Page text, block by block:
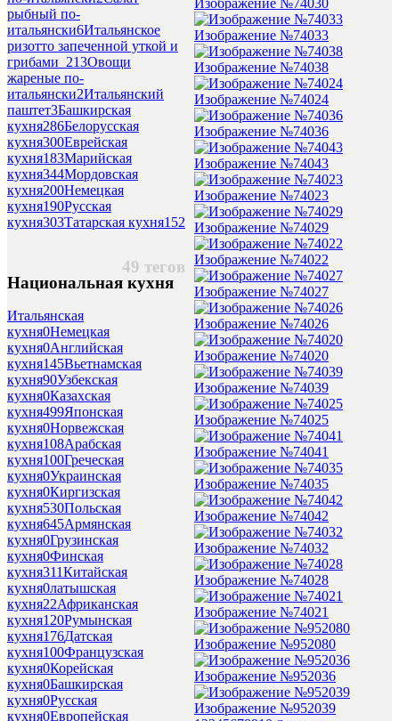
рыбный по-
итальянски6Итальянское
ризотто запеченной уткой и
грибами_213Овощи
жареные по-
итальянски2Итальянский
паштет3Башкирская
кухня286Белорусская
кухня300Еврейская
кухня183Марийская
кухня344Мордовская
кухня200Немецкая
кухня190Русская
кухня303Татарская кухня152
49 тегов
Национальная кухня
Итальянская
кухня0Немецкая
кухня0Английская
кухня145Вьетнамская
кухня90Узбекская
кухня0Казахская
кухня499Японская
кухня0Норвежская
кухня108Арабская
кухня100Греческая
кухня0Украинская
кухня0Киргизская
кухня530Польская
кухня645Армянская
кухня0Грузинская
кухня0Финская
кухня311Китайская
кухня0латышская
кухня22Африканская
кухня120Румынская
кухня176Датская
кухня100Французская
кухня0Корейская
кухня0Башкирская
кухня0Русская
кухня0Европейская
Изображение №74033
Изображение №74038
Изображение №74024
Изображение №74036
Изображение №74043
Изображение №74023
Изображение №74029
Изображение №74022
Изображение №74027
Изображение №74026
Изображение №74020
Изображение №74039
Изображение №74025
Изображение №74041
Изображение №74035
Изображение №74042
Изображение №74032
Изображение №74028
Изображение №74021
Изображение №952080
Изображение №952036
Изображение №952039